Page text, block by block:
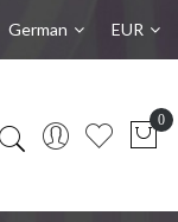
German
EUR